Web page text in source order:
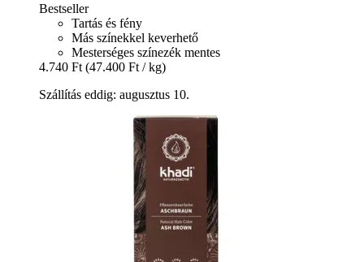
Bestseller
Tartás és fény
Más színekkel keverhető
Mesterséges színezék mentes
4.740 Ft (47.400 Ft / kg)
Szállítás eddig: augusztus 10.